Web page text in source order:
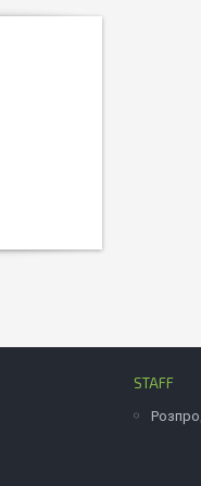
STAFF